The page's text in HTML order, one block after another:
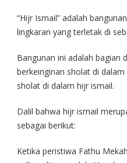
“Hijr Ismail” adalah
lingkaran yang terletak di
Bangunan ini adalah bagian
berkeinginan sholat di dalam
sholat di dalam hijr ismail.
Dalil bahwa hijr ismail
sebagai berikut:
Ketika peristiwa Fathu